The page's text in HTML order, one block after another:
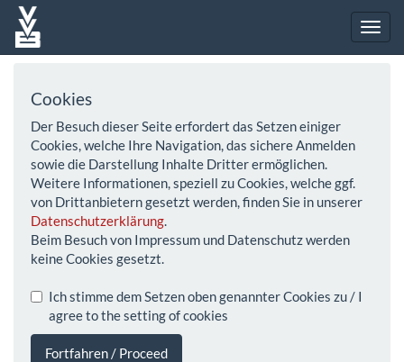
Cookies
Der Besuch dieser Seite erfordert das Setzen einiger
Cookies, welche Ihre Navigation, das sichere Anmelden
sowie die Darstellung Inhalte Dritter ermöglichen.
Weitere Informationen, speziell zu Cookies, welche ggf.
von Drittanbietern gesetzt werden, finden Sie in unserer
Datenschutzerklärung.
Beim Besuch von Impressum und Datenschutz werden
keine Cookies gesetzt.
Ich stimme dem Setzen oben genannter Cookies zu / I
agree to the setting of cookies
Fortfahren / Proceed